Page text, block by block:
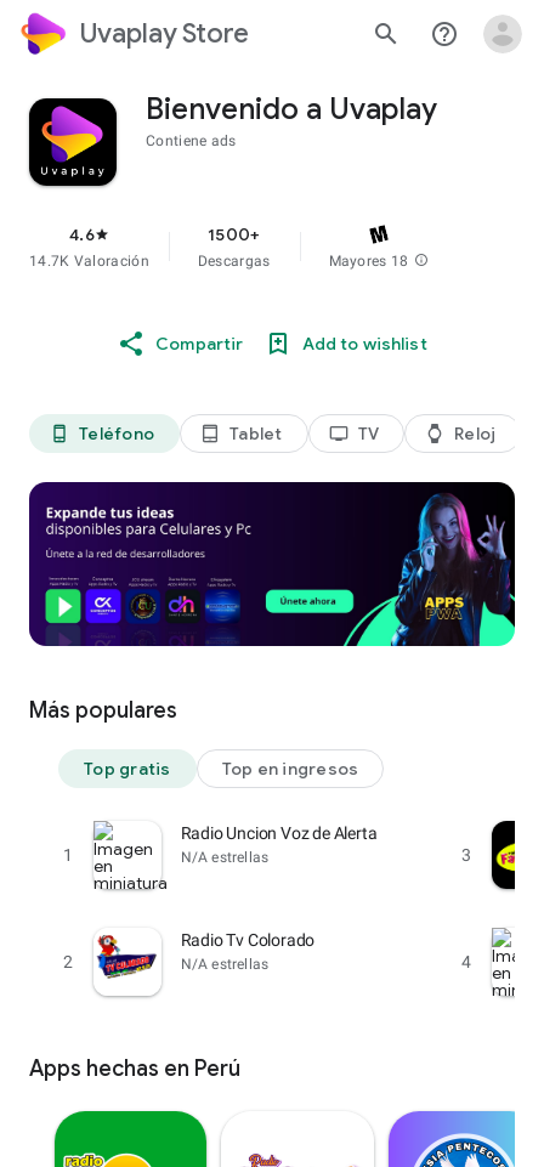
Uvaplay Store search help_outline
Bienvenido a Uvaplay
Contiene ads
4.6star
14.7K Valoración
1500+
Descargas Mayores 18 info
Compartir Add to wishlist
phone_android Teléfono tablet_android Tablet tv TV watch Reloj
Más populares
Top gratis Top en ingresos
1
Radio Uncion Voz de Alerta
N/A estrellas
2
Radio Tv Colorado
N/A estrellas
3
4
Apps hechas en Perú